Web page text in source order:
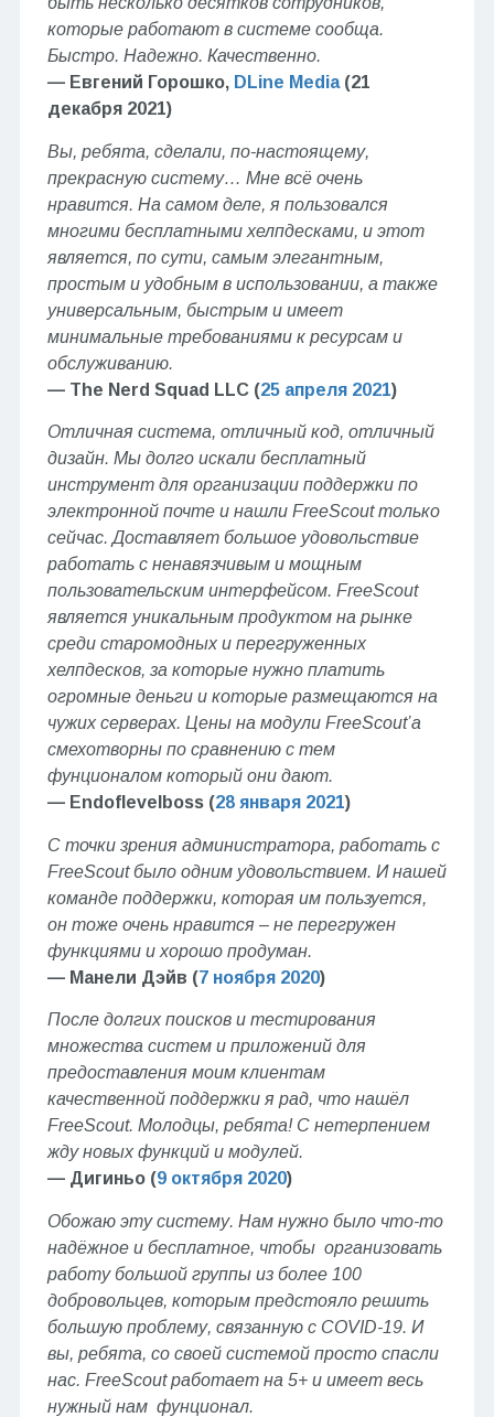
которые работают в системе сообща.
Быстро. Надежно. Качественно.
— Евгений Горошко, DLine Media(21
декабря 2021)
Вы, ребята, сделали, по-настоящему,
прекрасную систему… Мне всё очень
нравится. На самом деле, я пользовался
многими бесплатными хелпдесками, и этот
является, по сути, самым элегантным,
простым и удобным в использовании, а также
универсальным, быстрым и имеет
минимальные требованиями к ресурсам и
обслуживанию.
— The Nerd Squad LLC (25 апреля 2021)
Отличная система, отличный код, отличный
дизайн. Мы долго искали бесплатный
инструмент для организации поддержки по
электронной почте и нашли FreeScout только
сейчас. Доставляет большое удовольствие
работать с ненавязчивым и мощным
пользовательским интерфейсом. FreeScout
является уникальным продуктом на рынке
среди старомодных и перегруженных
хелпдесков, за которые нужно платить
огромные деньги и которые размещаются на
чужих серверах. Цены на модули FreeScout’а
смехотворны по сравнению с тем
фунционалом который они дают.
— Endoflevelboss (28 января 2021)
С точки зрения администратора, работать с
FreeScout было одним удовольствием. И нашей
команде поддержки, которая им пользуется,
он тоже очень нравится – не перегружен
функциями и хорошо продуман.
— Манели Дэйв (7 ноября 2020)
После долгих поисков и тестирования
множества систем и приложений для
предоставления моим клиентам
качественной поддержки я рад, что нашёл
FreeScout. Молодцы, ребята! С нетерпением
жду новых функций и модулей.
— Дигиньо (9 октября 2020)
Обожаю эту систему. Нам нужно было что-то
надёжное и бесплатное, чтобы организовать
работу большой группы из более 100
добровольцев, которым предстояло решить
большую проблему, связанную с COVID-19. И
вы, ребята, со своей системой просто спасли
нас. FreeScout работает на 5+ и имеет весь
нужный нам фунционал.